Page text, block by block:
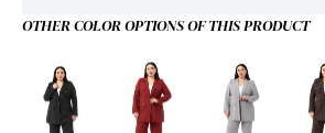
OTHER COLOR OPTIONS OF THIS PRODUCT